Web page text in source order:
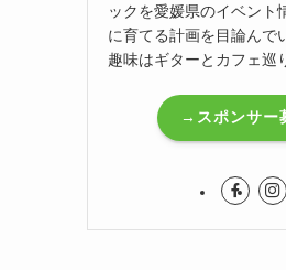
ックを愛媛県のイベント
に育てる計画を目論んで
趣味はギターとカフェ巡
→スポンサー